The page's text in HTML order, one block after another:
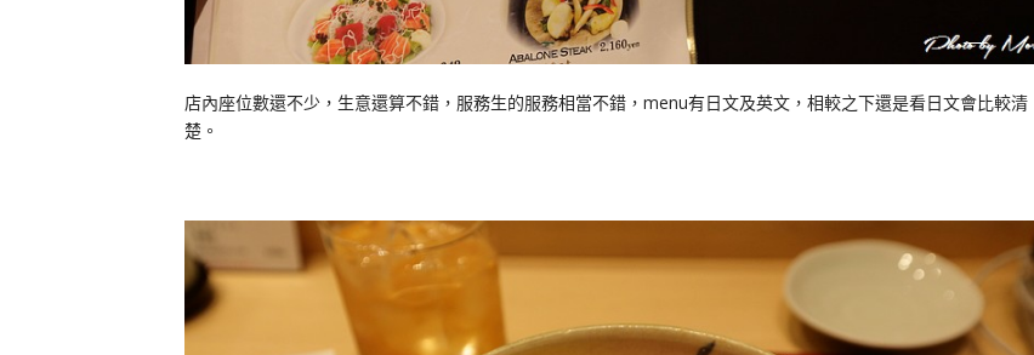
店內座位數還不少，生意還算不錯，服務生的服務相當不錯，menu有日文及英文，相較之下還是看日文會比較清
楚。